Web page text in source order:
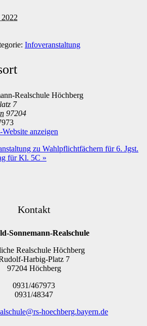
Infoveranstaltung
Realschule Höchberg
7
97204
anzeigen
zu Wahlpflichtfächern für 6. Jgst.
für Kl. 5C »
Kontakt
Sonnemann-Realschule
Realschule Höchberg
Harbig-Platz 7
97204 Höchberg
0931/467973
0931/48347
hoechberg.bayern.de